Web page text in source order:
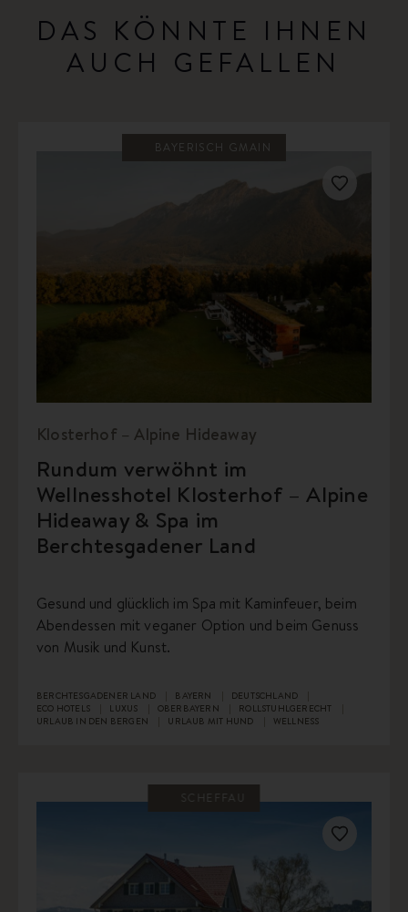
DAS KÖNNTE IHNEN
AUCH GEFALLEN
BAYERISCH GMAIN
Klosterhof – Alpine Hideaway
Rundum verwöhnt im
Wellnesshotel Klosterhof – Alpine
Hideaway & Spa im
Berchtesgadener Land
Gesund und glücklich im Spa mit Kaminfeuer, beim
Abendessen mit veganer Option und beim Genuss
von Musik und Kunst.
BERCHTESGADENER LAND BAYERN
DEUTSCHLAND
ECO HOTELS
LUXUS OBERBAYERN
ROLLSTUHLGERECHT
URLAUB IN DEN BERGEN
URLAUB MIT HUND WELLNESS
SCHEFFAU